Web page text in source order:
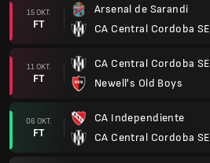
15 OKT.
FT
Arsenal de Sarandi
CA Central Cordoba SE
11 OKT.
FT
CA Central Cordoba SE
Newell's Old Boys
06 OKT.
FT
CA Independiente
CA Central Cordoba SE